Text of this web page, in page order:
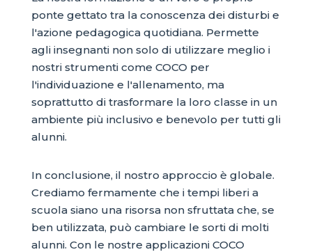
ponte gettato tra la conoscenza dei disturbi e
l'azione pedagogica quotidiana. Permette
agli insegnanti non solo di utilizzare meglio i
nostri strumenti come COCO per
l'individuazione e l'allenamento, ma
soprattutto di trasformare la loro classe in un
ambiente più inclusivo e benevolo per tutti gli
alunni.
In conclusione, il nostro approccio è globale.
Crediamo fermamente che i tempi liberi a
scuola siano una risorsa non sfruttata che, se
ben utilizzata, può cambiare le sorti di molti
alunni. Con le nostre applicazioni COCO